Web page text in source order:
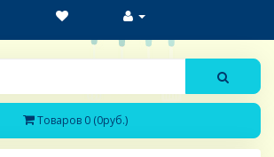
Товаров 0 (0руб.)